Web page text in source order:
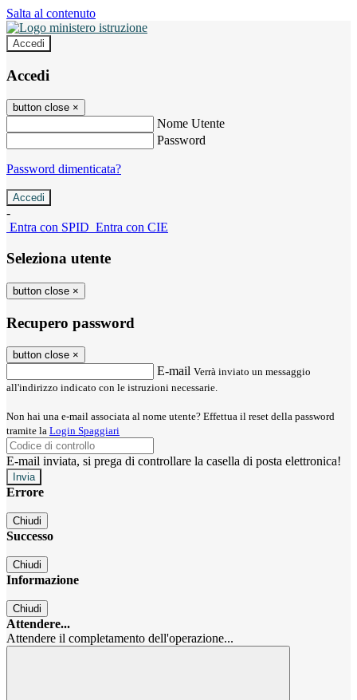
Salta al contenuto
Accedi
Accedi
button close ×
Nome Utente
Password
Password dimenticata?
-
Entra con SPID Entra con CIE
Seleziona utente
button close ×
Recupero password
button close ×
E-mail Verrà inviato un messaggio
all'indirizzo indicato con le istruzioni necessarie.
Non hai una e-mail associata al nome utente? Effettua il reset della password
tramite la Login Spaggiari
E-mail inviata, si prega di controllare la casella di posta elettronica!
Errore
Chiudi
Successo
Chiudi
Informazione
Chiudi
Attendere...
Attendere il completamento dell'operazione...